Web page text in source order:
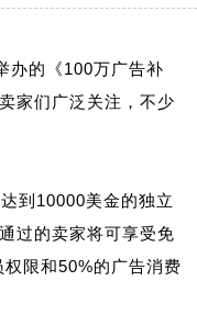
办的《100万广告补
家们广泛关注，不少
到10000美金的独立
过的卖家将可享受免
限和50%的广告消费